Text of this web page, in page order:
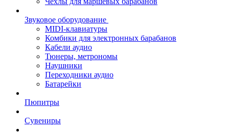
Звуковое оборудование
MIDI-клавиатуры
Комбики для электронных барабанов
Кабели аудио
Тюнеры, метрономы
Наушники
Переходники аудио
Батарейки
Пюпитры
Сувениры